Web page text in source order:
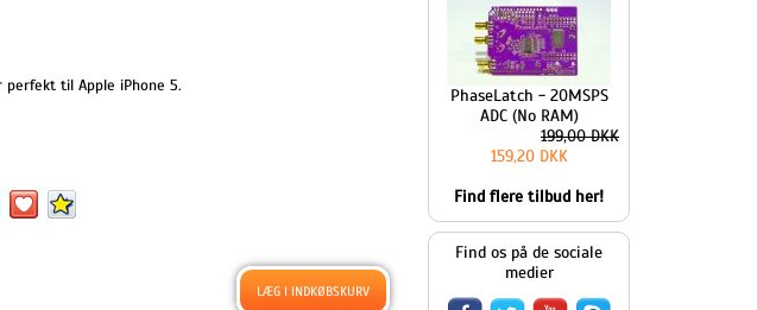
perfekt til Apple iPhone 5.
PhaseLatch - 20MSPS
ADC (No RAM)
199,00 DKK
159,20 DKK
Find flere tilbud her!
Find os på de sociale
medier